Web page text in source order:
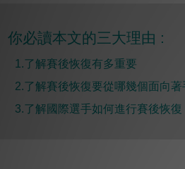
你必讀本文的三大理由 :
1.了解賽後恢復有多重要
2.了解賽後恢復要從哪幾個面向著
3.了解國際選手如何進行賽後恢復